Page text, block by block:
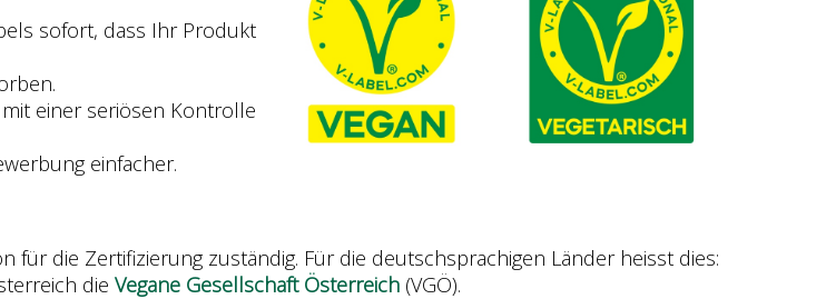
sofort, dass Ihr Produkt
einer seriösen Kontrolle
einfacher.
für die Zertifizierung zuständig. Für die deutschsprachigen Länder heisst dies:
die Vegane Gesellschaft Österreich (VGÖ).